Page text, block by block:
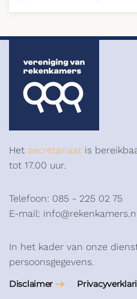
Het secretariaat is
tot 17.00 uur.
Telefoon: 085 - 225 02 75
E-mail:
In het kader van onze
persoonsgegevens.
Disclaimer